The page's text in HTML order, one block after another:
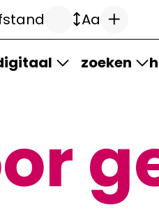
Aa
zoeken